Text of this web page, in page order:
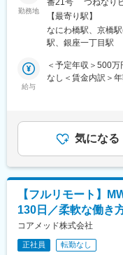
■働き方：
◎完全在宅勤務の
なくてもご就業い
◎お昼休みの時間帯
す。
（自分の業務が終
・会議や打ち合わ
います）が発生しま
※国内出張の頻度は
ん。）
■ワークライフバラ
同社は、個人が最
りに注力しており
女性社員も多く、
誇っており、長期
■仕事内容：
新薬開発における
中心とした、コン
臨床開発の上流工
略策定を支援する
・各開発フェーズ
・規制当局（
・治験相談戦略の
・戦略立案から規
体を俯瞰した視点
通常医薬品メーカ
勤務地
動喫煙対策：屋内
千代田区丸の内1-
13階 受動喫煙対策
【最寄り駅】
なにわ橋駅、京橋
駅、銀座一丁目駅
給与
＜予定年収＞500
なし＜賃金内訳＞
安の金額であり、
(月額)は固定手当を
気になる
【フルリモート】
130日／柔軟な働き
コアメッド株式会社
正社員 転勤なし